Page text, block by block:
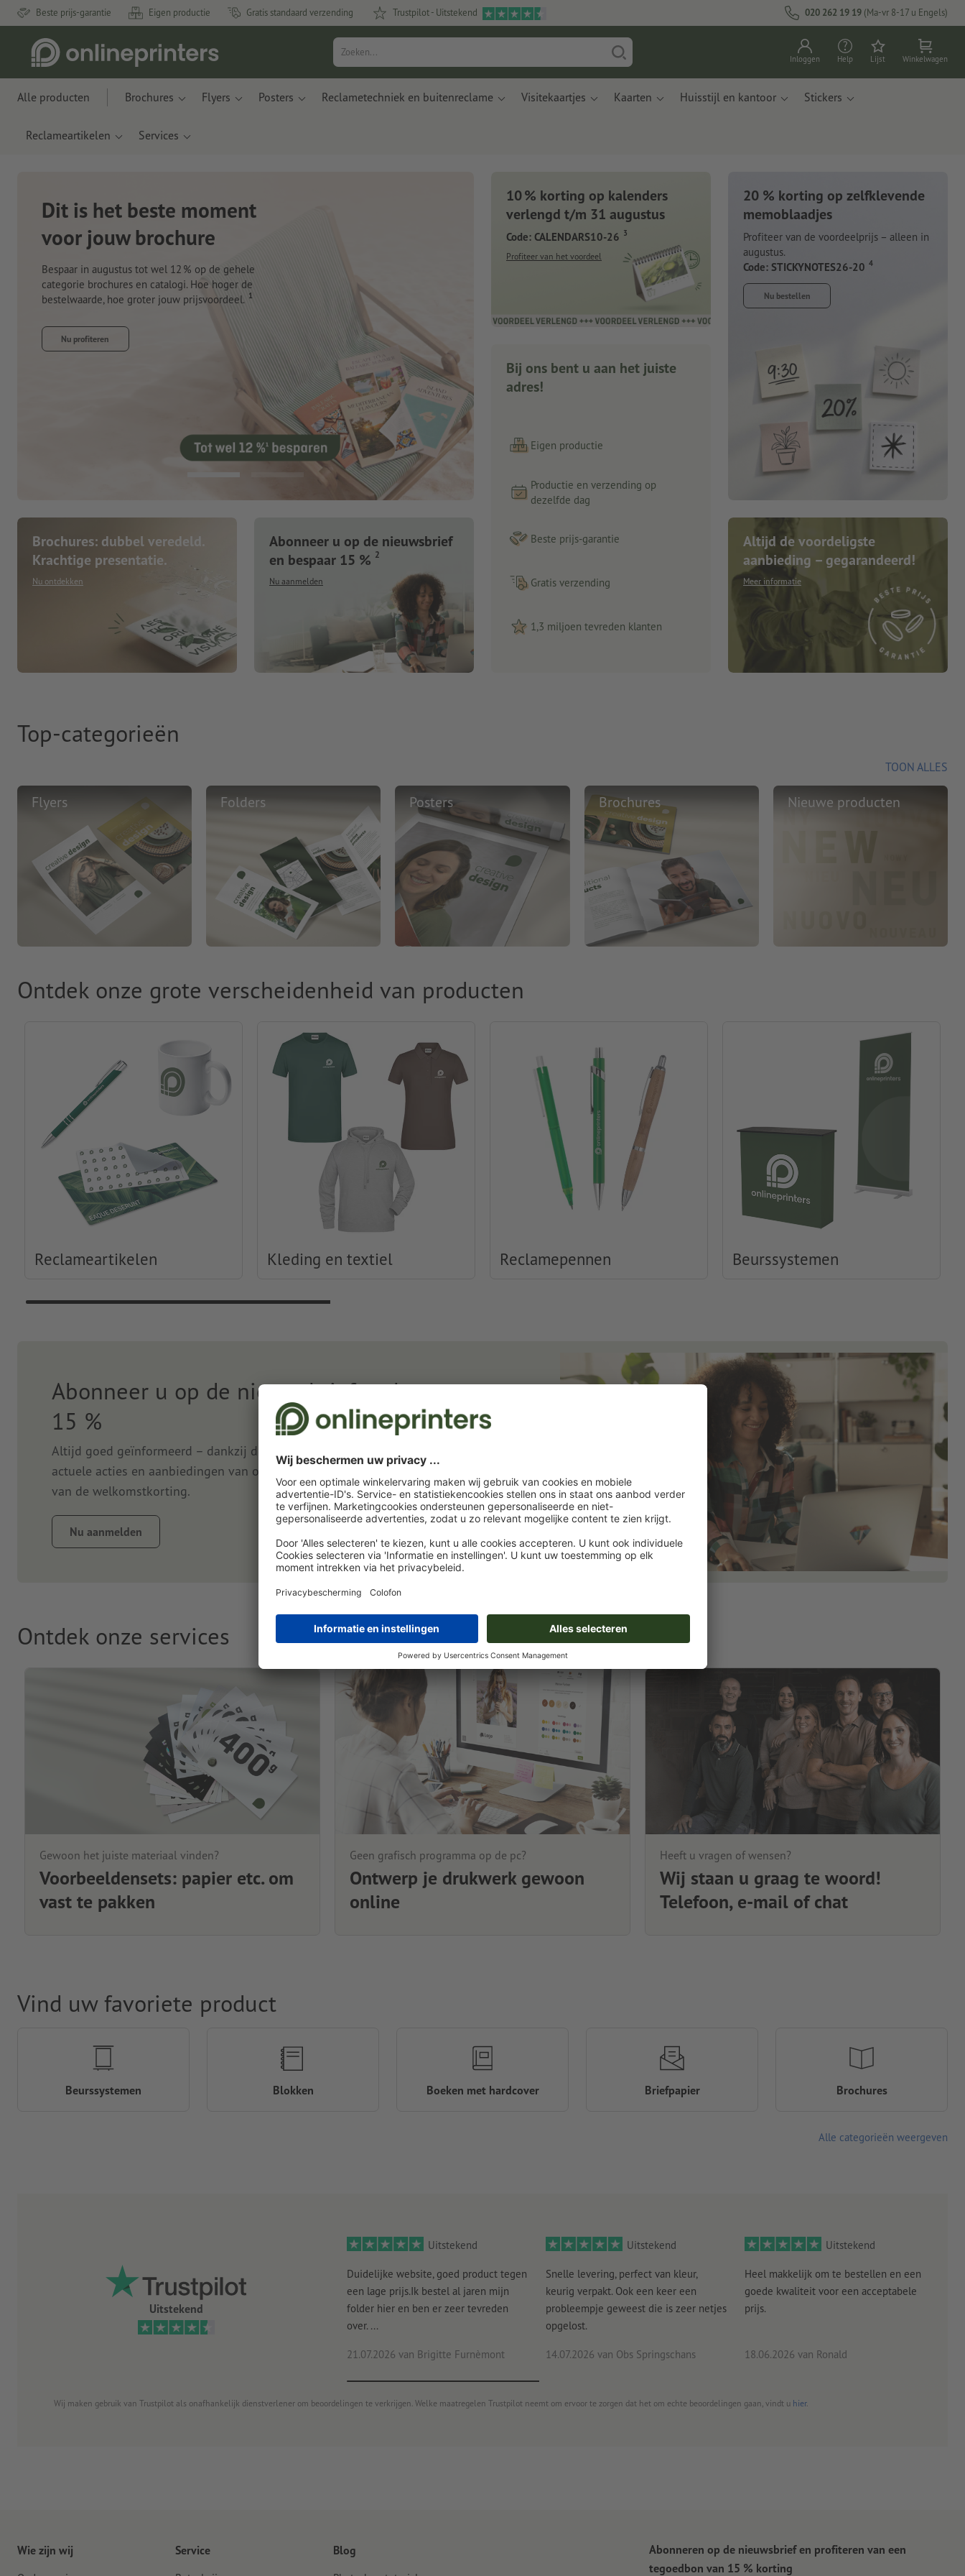
Beste prijs-garantie Eigen productie Gratis standaard verzending Trustpilot - Uitstekend 020 262 19 19 (Ma-vr 8-17 u Engels)
Inloggen Help Lijst Winkelwagen
Alle producten Brochures Flyers Posters Reclametechniek en buitenreclame Visitekaartjes Kaarten Huisstijl en kantoor Stickers
Reclameartikelen Services
Dit is het beste moment
voor jouw brochure
Bespaar in augustus tot wel 12 % op de gehele
categorie brochures en catalogi. Hoe hoger de
bestelwaarde, hoe groter jouw prijsvoordeel. 1
Nu profiteren
Nieuwe notitieboeken
Met innovatieve materialen gemaakt van appelresten
en plastic uit de oceaan
Brochures: dubbel veredeld.
Krachtige presentatie.
Nu ontdekken
Abonneer u op de nieuwsbrief
en bespaar 15 % 2
Nu aanmelden
10 % korting op kalenders
verlengd t/m 31 augustus
Code: CALENDARS10-26 3
Profiteer van het voordeel
Bij ons bent u aan het juiste
adres!
Eigen productie
Productie en verzending op
dezelfde dag
Beste prijs-garantie
Gratis verzending
1,3 miljoen tevreden klanten
20 % korting op zelfklevende
memoblaadjes
Profiteer van de voordeelprijs – alleen in
augustus.
Code: STICKYNOTES26-20 4
Nu bestellen
Altijd de voordeligste
aanbieding – gegarandeerd!
Meer informatie
Top-categorieën
TOON ALLES
Flyers Folders Posters Brochures Nieuwe producten
Ontdek onze grote verscheidenheid van producten
Reclameartikelen Kleding en textiel Reclamepennen Beurssystemen
Abonneer u op de nieuwsbrief en bespaar
15 %
Altijd goed geïnformeerd – dankzij de nieuwsbrief. Wij houden u op de hoogte van
actuele acties en aanbiedingen van onze onlinedrukkerij. Abonneer u nu en profiteer
van de welkomstkorting.
Nu aanmelden
Ontdek onze services
Gewoon het juiste materiaal vinden?
Voorbeeldensets: papier etc. om
vast te pakken
Geen grafisch programma op de pc?
Ontwerp je drukwerk gewoon
online
Heeft u vragen of wensen?
Wij staan u graag te woord!
Telefoon, e-mail of chat
Uitstekend
Uitstekend
Duidelijke website, goed product tegen
een lage prijs.Ik bestel al jaren mijn
folder hier en ben er zeer tevreden
over. ...
21.07.2026 van Brigitte Furnèmont
Uitstekend
Snelle levering, perfect van kleur,
keurig verpakt. Ook een keer een
probleempje geweest die is zeer netjes
opgelost.
14.07.2026 van Obs Springschans
Uitstekend
Heel makkelijk om te bestellen en een
goede kwaliteit voor een acceptabele
prijs.
18.06.2026 van Ronald
Wij maken gebruik van Trustpilot als onafhankelijk dienstverlener om beoordelingen te verkrijgen. Welke maatregelen Trustpilot neemt om ervoor te zorgen dat het om echte beoordelingen gaan, vindt u hier.
Vind uw favoriete product
Beurssystemen Blokken Boeken met hardcover Briefpapier Brochures
Alle categorieën weergeven
Wie zijn wij Service Blog
Abonneren op de nieuwsbrief en profiteren van een
tegoedbon van 15 % korting